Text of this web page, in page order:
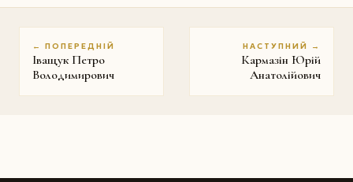
← ПОПЕРЕДНІЙ
Іващук Петро
Володимирович
НАСТУПНИЙ →
Кармазін Юрій
Анатолійович